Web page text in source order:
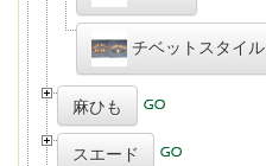
チベットスタイル
麻ひも
スエード